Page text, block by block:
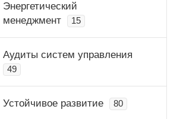
Энергетический
менеджмент
15
Аудиты систем управления
49
Устойчивое развитие 80